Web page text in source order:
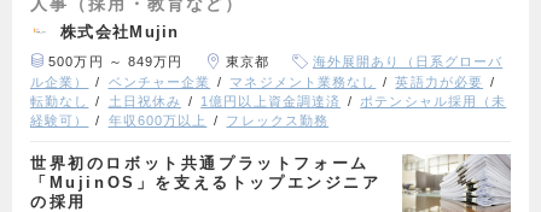
株式会社Mujin
500万円 ～ 849万円 東京都
海外展開あり（日系グローバ
ル企業）
ベンチャー企業 マネジメント業務なし
英語力が必要
転勤なし
土日祝休み 1億円以上資金調達済
ポテンシャル採用（未
経験可）
年収600万以上 フレックス勤務
世界初のロボット共通プラットフォーム
「MujinOS」を支えるトップエンジニア
の採用